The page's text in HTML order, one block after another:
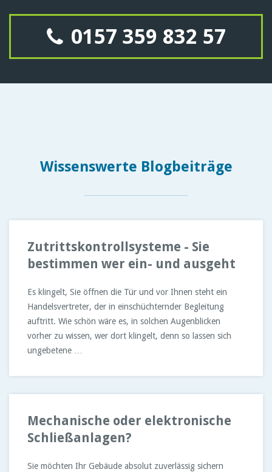
0157 359 832 57
Wissenswerte Blogbeiträge
Zutrittskontrollsysteme - Sie
bestimmen wer ein- und ausgeht
Es klingelt, Sie öffnen die Tür und vor Ihnen steht ein
Handelsvertreter, der in einschüchternder Begleitung
auftritt. Wie schön wäre es, in solchen Augenblicken
vorher zu wissen, wer dort klingelt, denn so lassen sich
ungebetene …
Mechanische oder elektronische
Schließanlagen?
Sie möchten Ihr Gebäude absolut zuverlässig sichern